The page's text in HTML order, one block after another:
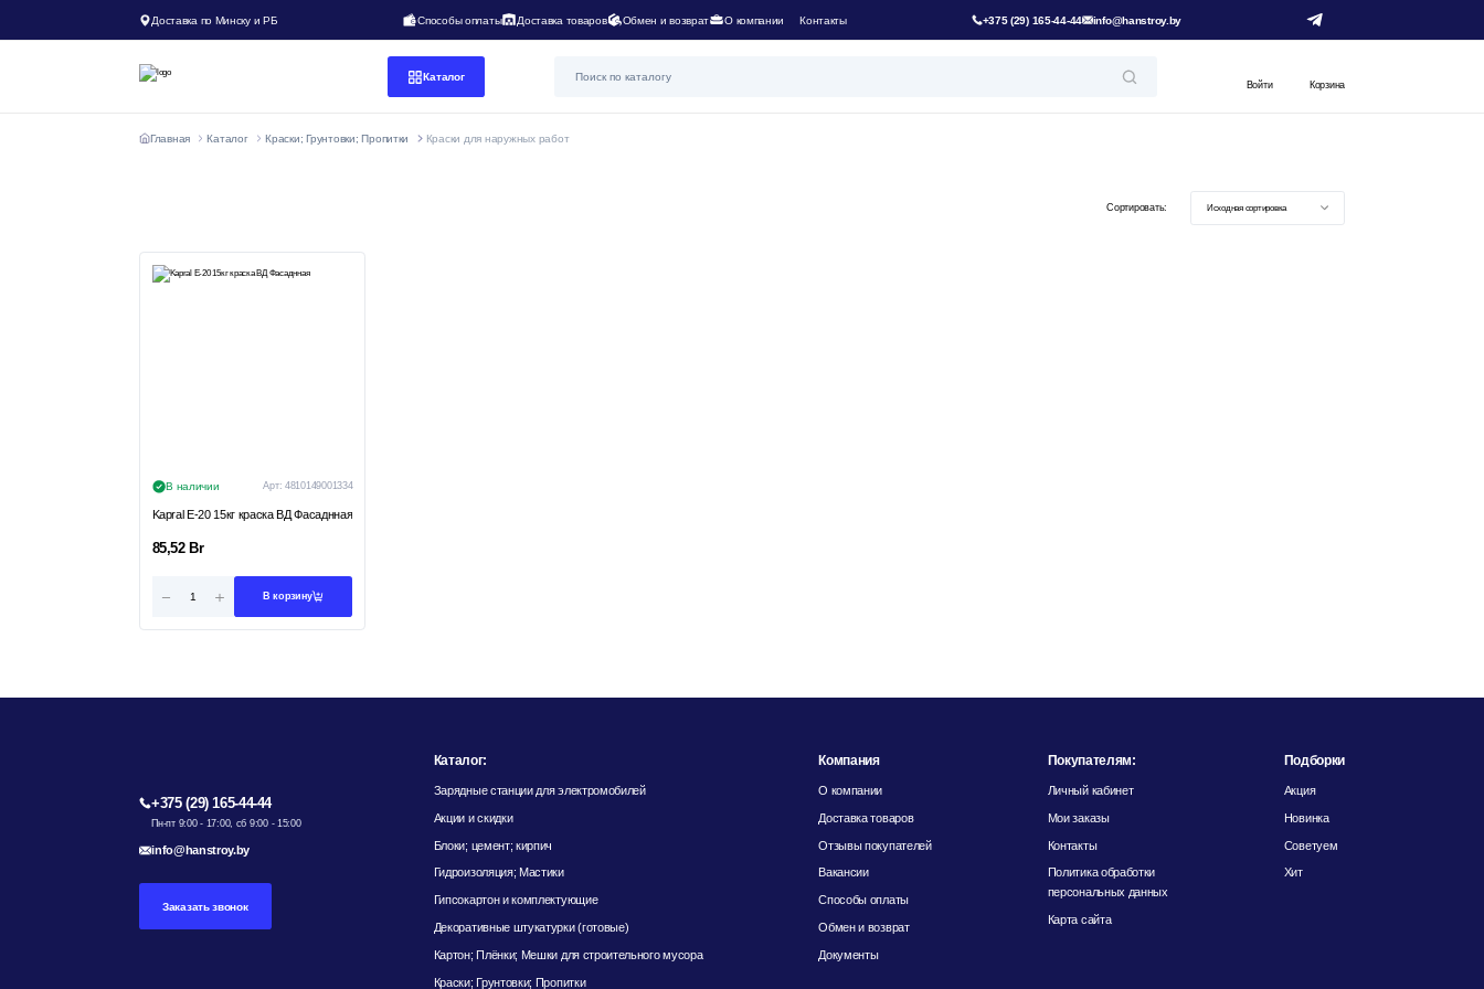
Доставка по Минску и РБ Способы оплаты Доставка товаров Обмен и возврат О компании Контакты +375 (29) 165-44-44 info@hanstroy.by
Каталог
Войти Корзина
Главная Каталог Краски; Грунтовки; Пропитки Краски для наружных работ
Сортировать: Исходная сортировка
В наличии Арт: 4810149001334
Kapral E-20 15кг краска ВД Фасаднная
85,52 Br
В корзину
+375 (29) 165-44-44
Пн-пт 9:00 - 17:00, сб 9:00 - 15:00
info@hanstroy.by
Заказать звонок
Каталог:
Зарядные станции для электромобилей
Акции и скидки
Блоки; цемент; кирпич
Гидроизоляция; Мастики
Гипсокартон и комплектующие
Декоративные штукатурки (готовые)
Картон; Плёнки; Мешки для строительного мусора
Краски; Грунтовки; Пропитки
Компания
О компании
Доставка товаров
Отзывы покупателей
Вакансии
Способы оплаты
Обмен и возврат
Документы
Покупателям:
Личный кабинет
Мои заказы
Контакты
Политика обработки
персональных данных
Карта сайта
Подборки
Акция
Новинка
Советуем
Хит